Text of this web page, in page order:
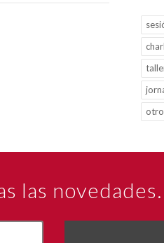
las novedades.